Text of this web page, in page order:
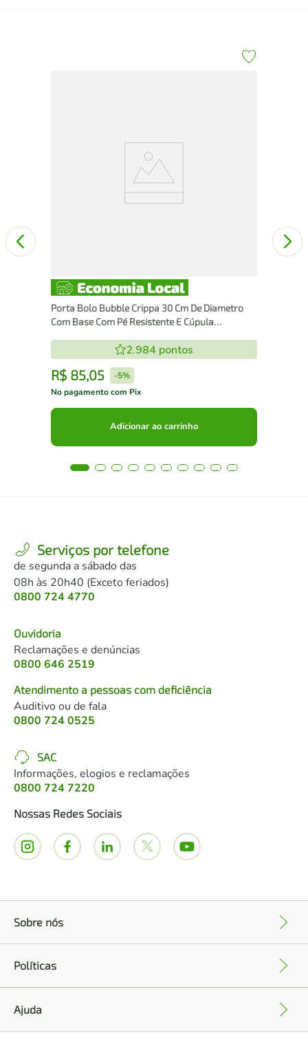
Porta Bolo Bubble Crippa 30 Cm De Diametro
Com Base Com Pé Resistente E Cúpula
2.984 pontos
R$ 85,05 -5%
No pagamento com Pix
Adicionar ao carrinho
Serviços por telefone
de segunda a sábado das
08h às 20h40 (Exceto feriados)
0800 724 4770
Ouvidoria
Reclamações e denúncias
0800 646 2519
Atendimento a pessoas com deficiência
Auditivo ou de fala
0800 724 0525
SAC
Informações, elogios e reclamações
0800 724 7220
Nossas Redes Sociais
Sobre nós
Políticas
Ajuda